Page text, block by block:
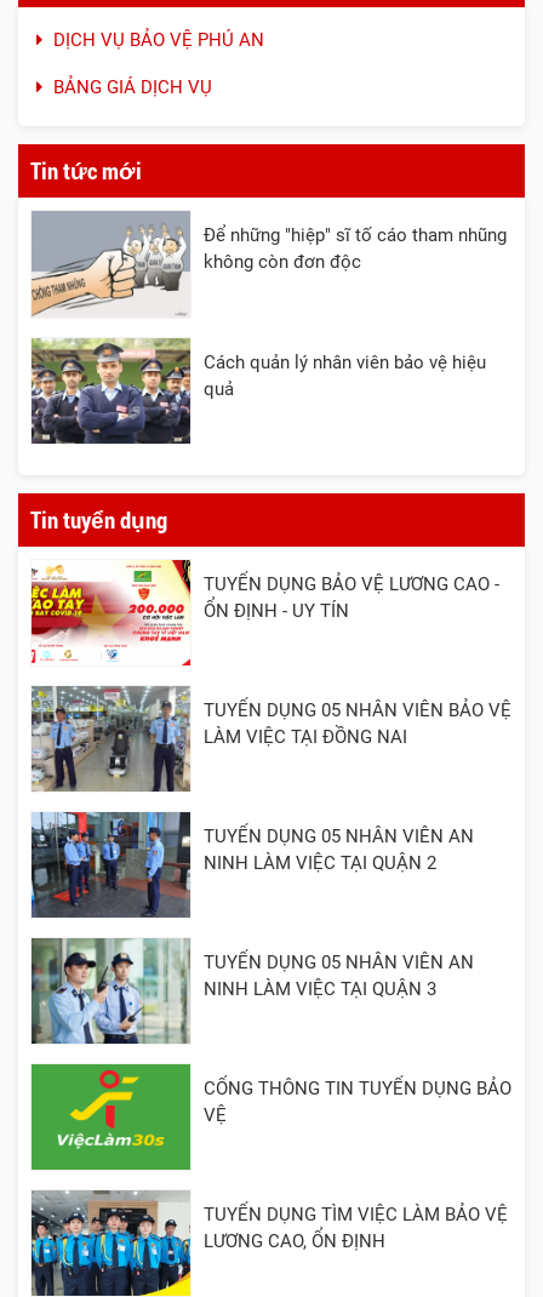
DỊCH VỤ BẢO VỆ PHÚ AN
BẢNG GIÁ DỊCH VỤ
Tin tức mới
Để những "hiệp" sĩ tố cáo tham nhũng
không còn đơn độc
Cách quản lý nhân viên bảo vệ hiệu
quả
Tin tuyển dụng
TUYỂN DỤNG BẢO VỆ LƯƠNG CAO -
ỔN ĐỊNH - UY TÍN
TUYỂN DỤNG 05 NHÂN VIÊN BẢO VỆ
LÀM VIỆC TẠI ĐỒNG NAI
TUYỂN DỤNG 05 NHÂN VIÊN AN
NINH LÀM VIỆC TẠI QUẬN 2
TUYỂN DỤNG 05 NHÂN VIÊN AN
NINH LÀM VIỆC TẠI QUẬN 3
CỔNG THÔNG TIN TUYỂN DỤNG BẢO
VỆ
TUYỂN DỤNG TÌM VIỆC LÀM BẢO VỆ
LƯƠNG CAO, ỔN ĐỊNH